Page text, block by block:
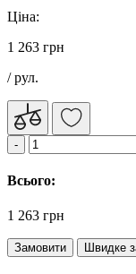
Ціна:
1 263 грн
/ рул.
Всього:
1 263 грн
Замовити Швидке